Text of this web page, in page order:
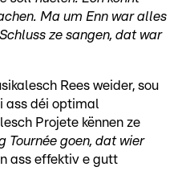
Ma um Enn war alles
ze sangen, dat war
Rees weider, sou
ass déi optimal
Projete kënnen ze
Tournée goen, dat wier
ass effektiv e gutt